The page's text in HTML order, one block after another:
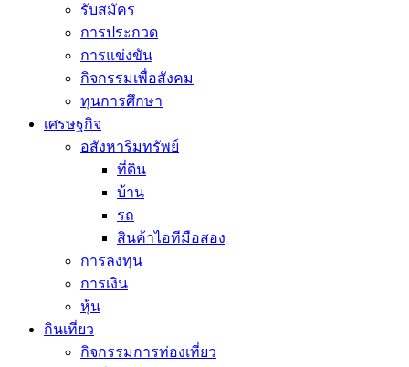
รับสมัคร
การประกวด
การแข่งขัน
กิจกรรมเพื่อสังคม
ทุนการศึกษา
เศรษฐกิจ
อสังหาริมทรัพย์
ที่ดิน
บ้าน
รถ
สินค้าไอทีมือสอง
การลงทุน
การเงิน
หุ้น
กินเที่ยว
กิจกรรมการท่องเที่ยว